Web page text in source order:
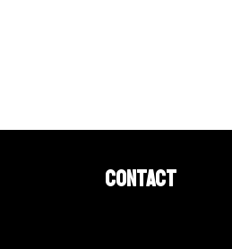
Contact